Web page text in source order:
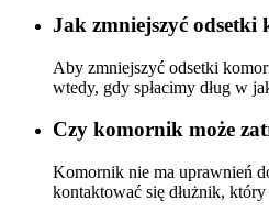
Jak zmniejszyć odsetki
Aby zmniejszyć odsetki
wtedy, gdy spłacimy dług w
Czy komornik może
Komornik nie ma uprawnień
kontaktować się dłużnik,